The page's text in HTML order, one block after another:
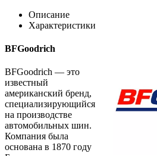
Описание
Характеристики
BFGoodrich
BFGoodrich — это
известный
американский бренд,
специализирующийся
на производстве
автомобильных шин.
Компания была
основана в 1870 году